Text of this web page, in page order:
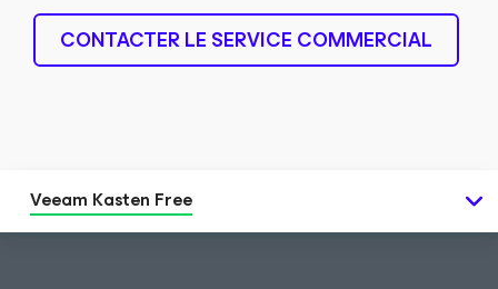
CONTACTER LE SERVICE COMMERCIAL
Veeam Kasten Free